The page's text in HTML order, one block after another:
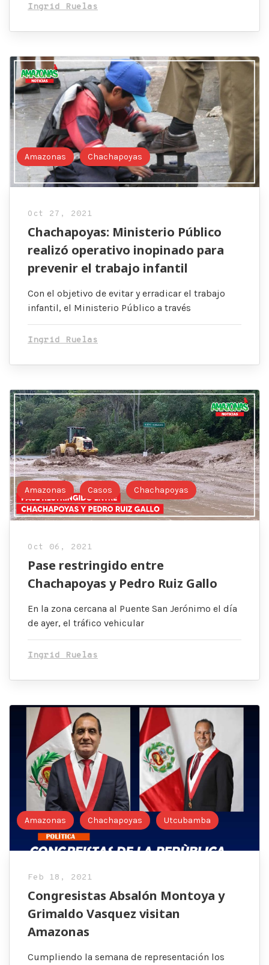
Ingrid Ruelas
Amazonas Chachapoyas
Oct 27, 2021
Chachapoyas: Ministerio Público
realizó operativo inopinado para
prevenir el trabajo infantil
Con el objetivo de evitar y erradicar el trabajo
infantil, el Ministerio Público a través
Ingrid Ruelas
Amazonas Casos Chachapoyas
Oct 06, 2021
Pase restringido entre
Chachapoyas y Pedro Ruiz Gallo
En la zona cercana al Puente San Jerónimo el día
de ayer, el tráfico vehicular
Ingrid Ruelas
Amazonas Chachapoyas Utcubamba
Feb 18, 2021
Congresistas Absalón Montoya y
Grimaldo Vasquez visitan
Amazonas
Cumpliendo la semana de representación los